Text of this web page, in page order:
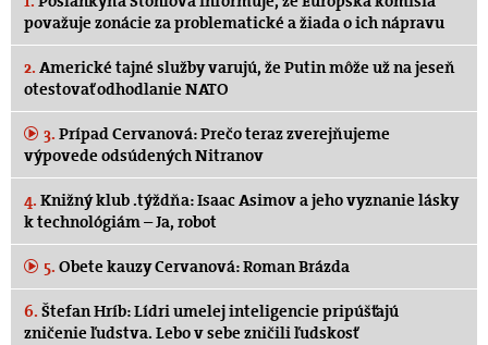
považuje zonácie za problematické a žiada o ich nápravu
2. Americké tajné služby varujú, že Putin môže už na jeseň
otestovať odhodlanie NATO
3. Prípad Cervanová: Prečo teraz zverejňujeme
výpovede odsúdených Nitranov
4. Knižný klub .týždňa: Isaac Asimov a jeho vyznanie lásky
k technológiám – Ja, robot
5. Obete kauzy Cervanová: Roman Brázda
6. Štefan Hríb: Lídri umelej inteligencie pripúšťajú
zničenie ľudstva. Lebo v sebe zničili ľudskosť